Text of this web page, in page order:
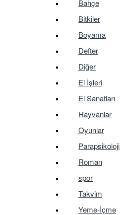
Bahçe
Bitkiler
Boyama
Defter
Diğer
El İşleri
El Sanatları
Hayvanlar
Oyunlar
Parapsikoloji
Roman
spor
Takvim
Yeme-İçme